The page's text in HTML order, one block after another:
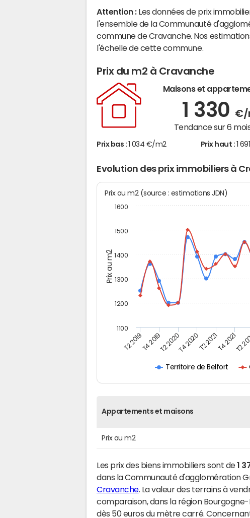
Attention : Les données de prix
l'ensemble de la Communauté
commune de Cravanche. Nos
l'échelle de cette commune.
Prix du m2 à Cravanche
Maisons et
1 330 €/
Tendance sur 6
Prix bas : 1 034 €/m2 Prix haut : 1
Evolution des prix immobiliers à
Prix au m2
Prix au m2 (source : estimations JDN)
Territoire de Belfort
T2 2019T4 2019T2 2020T4 2020T2 2021T4 2021T2
1100
1200
1300
1400
1500
1600
Appartements et maisons
Prix au m2
Les prix des biens immobiliers sont de1
dans la Communauté d'agglomération
Cravanche. La valeur des terrains à
comparaison, dans la région
dès 50 euros du mètre carré.